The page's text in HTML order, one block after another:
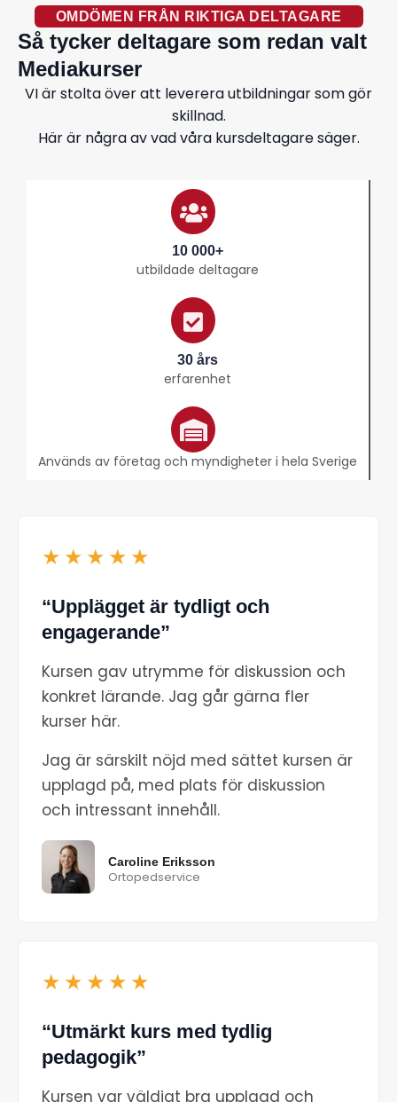
OMDÖMEN FRÅN RIKTIGA DELTAGARE
Så tycker deltagare som redan valt
Mediakurser
VI är stolta över att leverera utbildningar som gör
skillnad.
Här är några av vad våra kursdeltagare säger.
10 000+
utbildade deltagare
30 års
erfarenhet
Används av företag och myndigheter i hela Sverige
★★★★★
“Upplägget är tydligt och
engagerande”
Kursen gav utrymme för diskussion och
konkret lärande. Jag går gärna fler
kurser här.
Jag är särskilt nöjd med sättet kursen är
upplagd på, med plats för diskussion
och intressant innehåll.
Caroline Eriksson
Ortopedservice
★★★★★
“Utmärkt kurs med tydlig
pedagogik”
Kursen var väldigt bra upplagd och